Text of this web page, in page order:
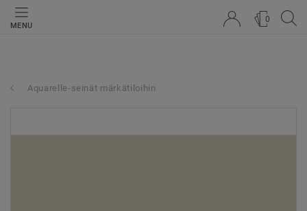
MENU
0
Aquarelle-seinät märkätiloihin